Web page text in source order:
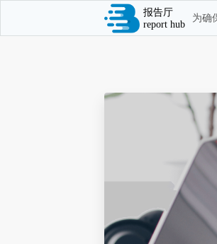
报告厅
report hub
为确